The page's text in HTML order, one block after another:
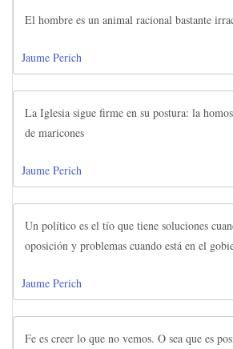
El hombre es un animal racional bastante
Jaume Perich
La Iglesia sigue firme en su postura: la
de maricones
Jaume Perich
Un político es el tío que tiene soluciones
oposición y problemas cuando está en el
Jaume Perich
Fe es creer lo que no vemos. O sea que es